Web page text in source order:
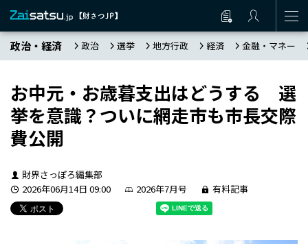
政治・経済 政治 選挙 地方行政 経済 金融・マネー
お中元・お歳暮支出はどうする 選
挙を意識？ついに網走市も市長交際
費公開
財界さっぽろ編集部
2026年06月14日 09:00
2026年7月号 有料記事